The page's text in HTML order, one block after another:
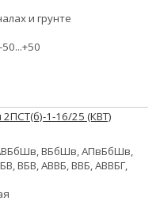
и грунте
1-16/25 (КВТ)
ВБбШв, АПвБбШв,
ВБВ, АВВБ, ВВБ, АВВБГ,